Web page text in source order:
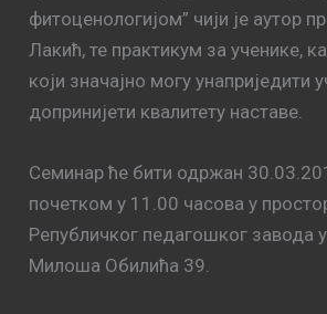
фитоценологијом” чији је аутор
Лакић, те практикум за ученике,
који значајно могу унаприједити
допринијети квалитету наставе.
Семинар ће бити одржан
почетком у 11.00 часова у
Републичког педагошког завода
Милоша Обилића 39.